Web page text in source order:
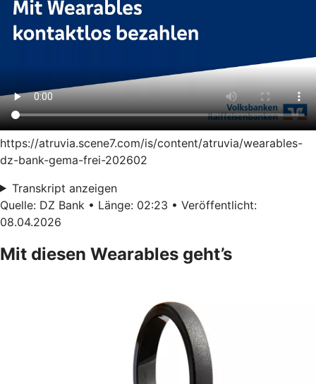
https://atruvia.scene7.com/is/content/atruvia/wearables-
dz-bank-gema-frei-202602
Transkript anzeigen
Quelle: DZ Bank • Länge: 02:23 • Veröffentlicht:
08.04.2026
Mit diesen Wearables geht’s